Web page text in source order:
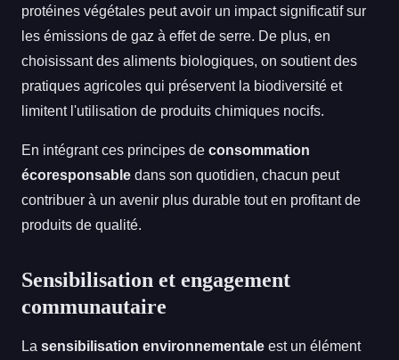
protéines végétales peut avoir un impact significatif sur
les émissions de gaz à effet de serre. De plus, en
choisissant des aliments biologiques, on soutient des
pratiques agricoles qui préservent la biodiversité et
limitent l'utilisation de produits chimiques nocifs.
En intégrant ces principes de consommation
écoresponsable dans son quotidien, chacun peut
contribuer à un avenir plus durable tout en profitant de
produits de qualité.
Sensibilisation et engagement
communautaire
La sensibilisation environnementale est un élément